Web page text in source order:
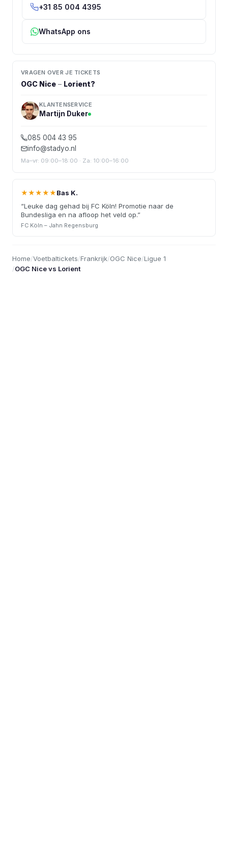
+31 85 004 4395
WhatsApp ons
VRAGEN OVER JE TICKETS
OGC Nice – Lorient?
KLANTENSERVICE
Martijn Duker
085 004 43 95
info@stadyo.nl
Ma–vr: 09:00–18:00 · Za: 10:00–16:00
★★★★★Bas K.
“Leuke dag gehad bij FC Köln! Promotie naar de
Bundesliga en na afloop het veld op.”
FC Köln – Jahn Regensburg
Home/Voetbaltickets/Frankrijk/OGC Nice/Ligue 1
/OGC Nice vs Lorient